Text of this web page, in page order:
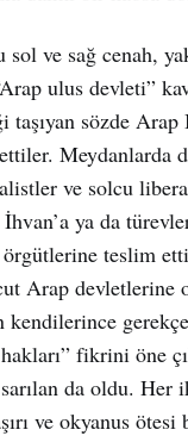
sol ve sağ cenah,
ulus devleti”
taşıyan sözde Arap
Meydanlarda
ve solcu
ya da
teslim
Arap devletlerine
kendilerince
fikrini öne
da oldu. Her
ve okyanus